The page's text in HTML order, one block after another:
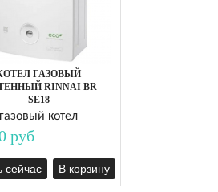
ГАЗОВЫЙ
RINNAI BR-
SE18
газовый котел
руб
сейчас В корзину